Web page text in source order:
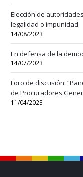
Elección de
legalidad o impunidad
14/08/2023
En defensa de la
14/07/2023
Foro de discusión:
de Procuradores
11/04/2023